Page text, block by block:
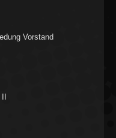
Vorstand